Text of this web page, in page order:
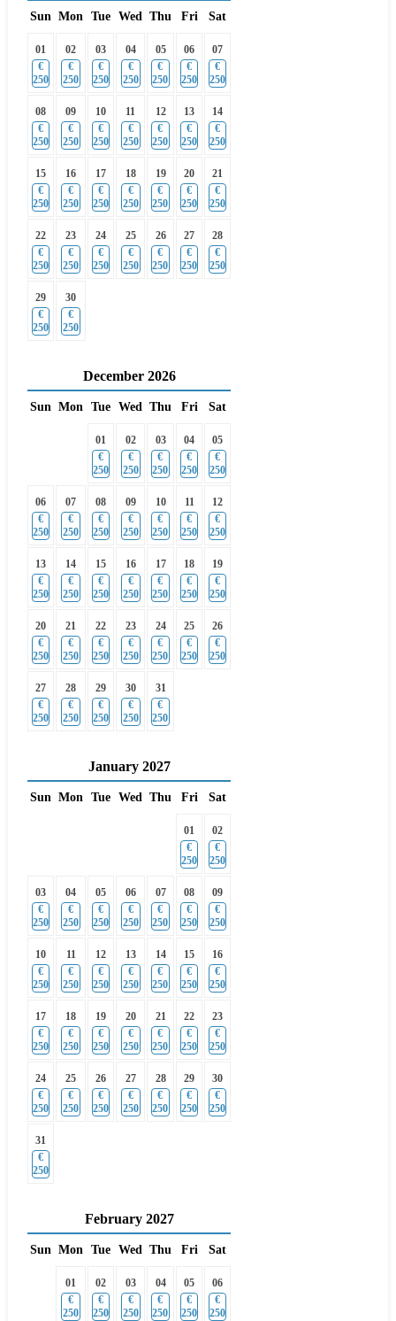
Sun Mon Tue Wed Thu Fri Sat
01
€
250
02
€
250
03
€
250
04
€
250
05
€
250
06
€
250
07
€
250
08
€
250
09
€
250
10
€
250
11
€
250
12
€
250
13
€
250
14
€
250
15
€
250
16
€
250
17
€
250
18
€
250
19
€
250
20
€
250
21
€
250
22
€
250
23
€
250
24
€
250
25
€
250
26
€
250
27
€
250
28
€
250
29
€
250
30
€
250
December 2026
Sun Mon Tue Wed Thu Fri Sat
01
€
250
02
€
250
03
€
250
04
€
250
05
€
250
06
€
250
07
€
250
08
€
250
09
€
250
10
€
250
11
€
250
12
€
250
13
€
250
14
€
250
15
€
250
16
€
250
17
€
250
18
€
250
19
€
250
20
€
250
21
€
250
22
€
250
23
€
250
24
€
250
25
€
250
26
€
250
27
€
250
28
€
250
29
€
250
30
€
250
31
€
250
January 2027
Sun Mon Tue Wed Thu Fri Sat
01
€
250
02
€
250
03
€
250
04
€
250
05
€
250
06
€
250
07
€
250
08
€
250
09
€
250
10
€
250
11
€
250
12
€
250
13
€
250
14
€
250
15
€
250
16
€
250
17
€
250
18
€
250
19
€
250
20
€
250
21
€
250
22
€
250
23
€
250
24
€
250
25
€
250
26
€
250
27
€
250
28
€
250
29
€
250
30
€
250
31
€
250
February 2027
Sun Mon Tue Wed Thu Fri Sat
01
€
250
02
€
250
03
€
250
04
€
250
05
€
250
06
€
250